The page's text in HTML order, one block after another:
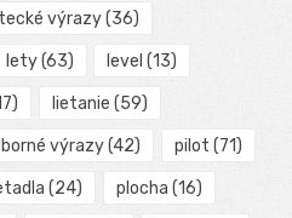
výrazy(36)
lety(63) level (13)
lietanie (59)
výrazy(42) pilot (71)
(24) plocha (16)